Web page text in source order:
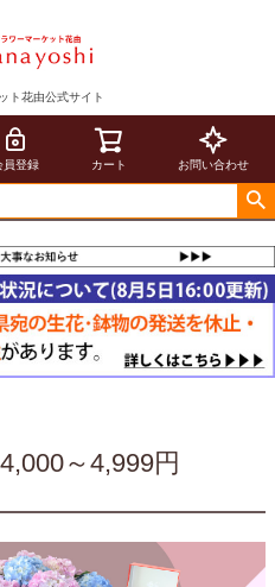
ト花由公式サイト
員登録 カート お問い合わせ
～4,999円